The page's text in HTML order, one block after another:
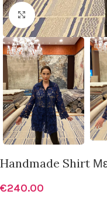
Click to enlarge
Handmade Shirt Με
€240.00